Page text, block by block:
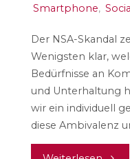
Smartphone,
Der NSA-Skandal
Wenigsten klar,
Bedürfnisse an
und Unterhaltung
wir ein individuell
diese Ambivalenz